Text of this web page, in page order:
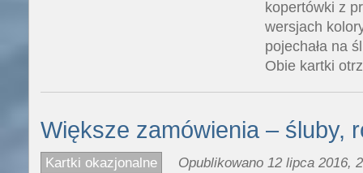
kopertówki z
wersjach
pojechała na
Obie kartki
Większe zamówienia – śluby,
Kartki okazjonalne Opublikowano 12 lipca 2016,